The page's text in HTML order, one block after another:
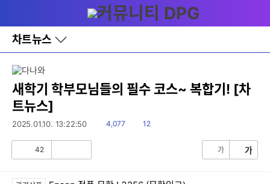
와
홈
차트뉴스
바
로
레
이
토
새학기 학부모님들의 필수 코스~ 복합기! [차
트뉴스]
2025.01.10. 13:22:50
읽
4,077
댓
12
공42 가 가